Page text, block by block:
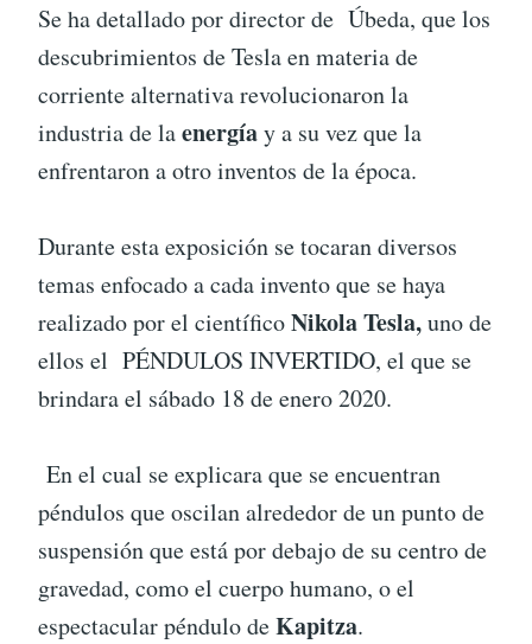
Se ha detallado por director de Úbeda, que los
descubrimientos de Tesla en materia de
corriente alternativa revolucionaron la
industria de laenergíay a su vez que la
enfrentaron a otro inventos de la época.
Durante esta exposición se tocaran diversos
temas enfocado a cada invento que se haya
realizado por el científicoNikola Tesla,uno de
ellos el PÉNDULOS INVERTIDO, el que se
brindara el sábado 18 de enero 2020.
En el cual se explicara que se encuentran
péndulos que oscilan alrededor de un punto de
suspensión que está por debajo de su centro de
gravedad, como el cuerpo humano, o el
espectacular péndulo deKapitza.